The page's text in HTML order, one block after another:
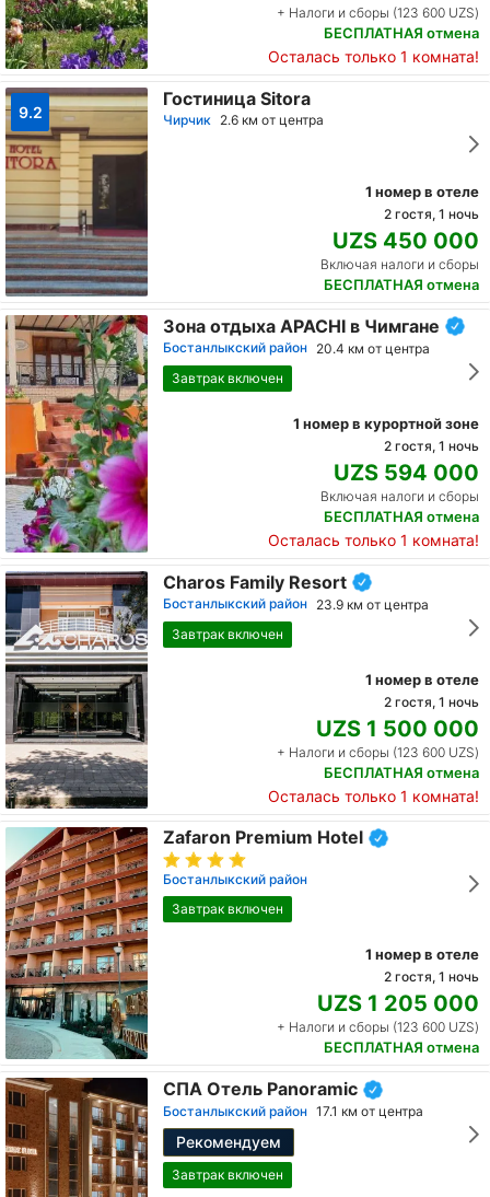
+ Налоги и сборы (123 600 UZS)
БЕСПЛАТНАЯ отмена
Осталась только 1 комната!
9.2
Гостиница Sitora
Чирчик 2.6 км от центра
1 номер в отеле
2 гостя, 1 ночь
UZS 450 000
Включая налоги и сборы
БЕСПЛАТНАЯ отмена
Зона отдыха APACHI в Чимгане
Бостанлыкский район 20.4 км от центра
Завтрак включен
1 номер в курортной зоне
2 гостя, 1 ночь
UZS 594 000
Включая налоги и сборы
БЕСПЛАТНАЯ отмена
Осталась только 1 комната!
Charos Family Resort
Бостанлыкский район 23.9 км от центра
Завтрак включен
1 номер в отеле
2 гостя, 1 ночь
UZS 1 500 000
+ Налоги и сборы (123 600 UZS)
БЕСПЛАТНАЯ отмена
Осталась только 1 комната!
Zafaron Premium Hotel
Бостанлыкский район
Завтрак включен
1 номер в отеле
2 гостя, 1 ночь
UZS 1 205 000
+ Налоги и сборы (123 600 UZS)
БЕСПЛАТНАЯ отмена
СПА Отель Panoramic
Бостанлыкский район 17.1 км от центра
Рекомендуем
Завтрак включен